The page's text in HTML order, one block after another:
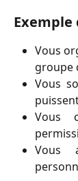
Exemple
Vous
groupe
Vous
Vous
Vous